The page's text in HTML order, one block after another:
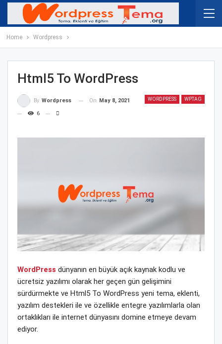
Home Wordpress
Html5 To WordPress
WORDPRESS WPTAG
By Wordpress On May 8, 2021
6
WordPress dünyanın en büyük açık kaynak kodlu ve
ücretsiz yazılımı olarak her geçen gün gelişimini
sürdürmekte ve Html5 To WordPress yeni tema, eklenti,
yazılım destekleri ile ve özellikle entegre yazılımlarla olan
ortaklıkları ile internet dünyasını domine etmeye devam
ediyor.